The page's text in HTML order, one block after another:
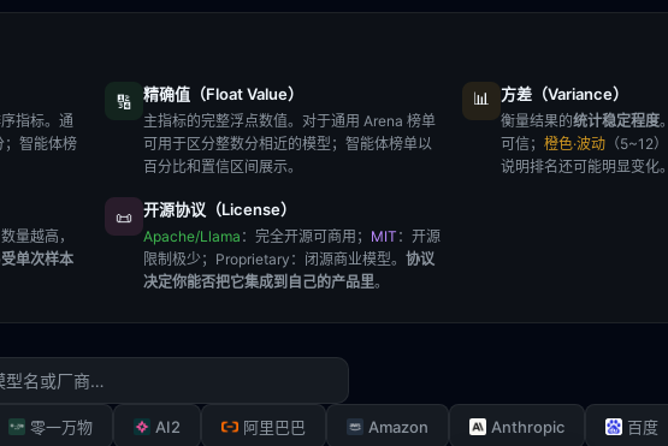
指标。通
；智能体榜
🔢 精确值（Float Value）
主指标的完整浮点数值。对于通用 Arena 榜单
可用于区分整数分相近的模型；智能体榜单以
百分比和置信区间展示。
📊 方差（Variance）
衡量结果的统计稳定程度。
可信； 橙色·波动 （5~12）
说明排名还可能明显变化。
量越高，
单次样本
📜 开源协议（License）
Apache/Llama ：完全开源可商用； MIT ：开源
限制极少； Proprietary ：闭源商业模型。 协议
决定你能否把它集成到自己的产品里。
零一万物 AI2 阿里巴巴 Amazon Anthropic 百度